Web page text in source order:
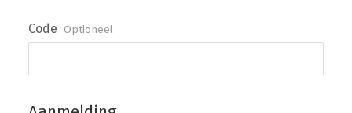
Code Optioneel